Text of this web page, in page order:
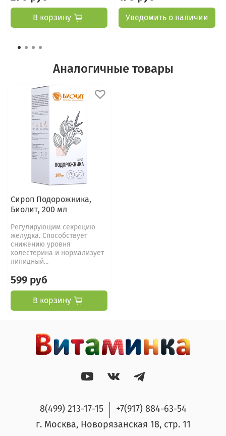
В корзину Уведомить о наличии
Аналогичные товары
Сироп Подорожника,
Биолит, 200 мл
Регулирующим секрецию
желудка. Способствует
снижению уровня
холестерина и нормализует
липидный...
599 руб
В корзину
8(499) 213-17-15
+7(917) 884-63-54
г. Москва, Новорязанская 18, стр. 11